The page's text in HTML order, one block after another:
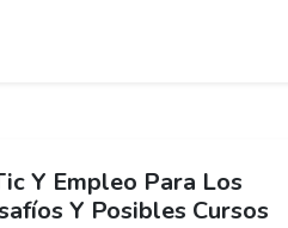
Y Empleo Para Los
Y Posibles Cursos